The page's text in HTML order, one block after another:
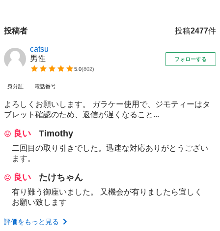
投稿者 投稿2477件
catsu
男性
5.0(802)
フォローする
身分証 電話番号
よろしくお願いします。 ガラケー使用で、ジモティーはタ
ブレット確認のため、返信が遅くなること...
良い Timothy
二回目の取り引きでした。迅速な対応ありがとうござい
ます。
良い たけちゃん
有り難う御座いました。 又機会が有りましたら宜しく
お願い致します
評価をもっと見る